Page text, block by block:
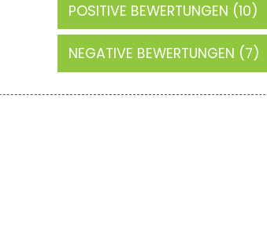
POSITIVE BEWERTUNGEN (10)
NEGATIVE BEWERTUNGEN (7)